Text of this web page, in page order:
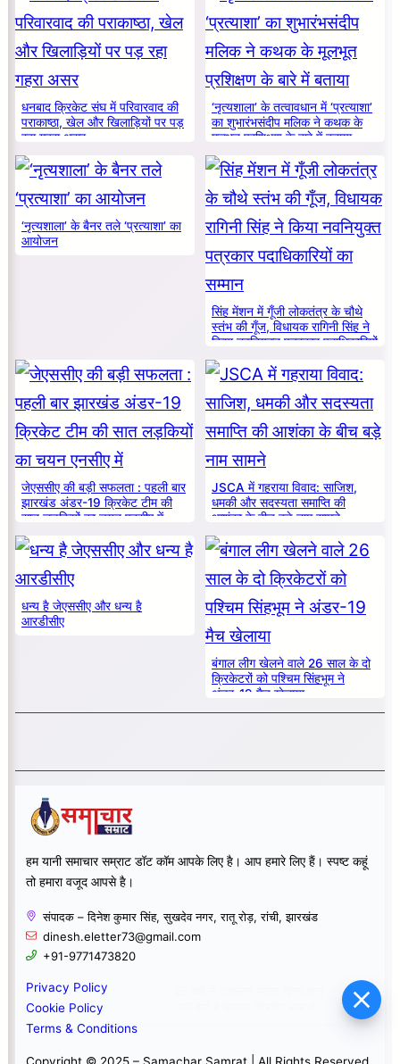
धनबाद क्रिकेट संघ में परिवारवाद की
पराकाष्ठा, खेल और खिलाड़ियों पर पड़
रहा गहरा असर
‘नृत्यशाला’ के तत्वावधान में ‘प्रत्याशा’
का शुभारंभसंदीप मलिक ने कथक के
मूलभूत प्रशिक्षण के बारे में बताया
‘नृत्यशाला’ के बैनर तले ‘प्रत्याशा’ का
आयोजन
सिंह मेंशन में गूँजी लोकतंत्र के चौथे
स्तंभ की गूँज, विधायक रागिनी सिंह ने
किया नवनियुक्त पत्रकार पदाधिकारियों
का सम्मान
जेएससीए की बड़ी सफलता : पहली बार
झारखंड अंडर-19 क्रिकेट टीम की
सात लड़कियों का चयन एनसीए में
JSCA में गहराया विवाद: साजिश,
धमकी और सदस्यता समाप्ति की
आशंका के बीच बड़े नाम सामने
धन्य है जेएससीए और धन्य है
आरडीसीए
बंगाल लीग खेलने वाले 26 साल के दो
क्रिकेटरों को पश्चिम सिंहभूम ने
अंडर-19 मैच खेलाया
हम यानी समाचार सम्राट डॉट कॉम आपके लिए है। आप हमारे लिए हैं। स्पष्ट कहूं
तो हमारा वजूद आपसे है।
संपादक – दिनेश कुमार सिंह, सुखदेव नगर, रातू रोड़, रांची, झारखंड
dinesh.eletter73@gmail.com
+91-9771473820
Privacy Policy
Cookie Policy
Terms & Conditions